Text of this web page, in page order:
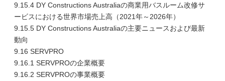
9.15.4 DY Constructions Australiaの商業用バスルーム改修サ
ービスにおける世界市場売上高（2021年～2026年）
9.15.5 DY Constructions Australiaの主要ニュースおよび最新
動向
9.16 SERVPRO
9.16.1 SERVPROの企業概要
9.16.2 SERVPROの事業概要